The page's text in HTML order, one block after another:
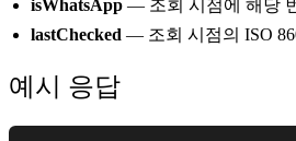
isWhatsApp — 조회 시점에 해당
lastChecked — 조회 시점의 ISO
예시 응답